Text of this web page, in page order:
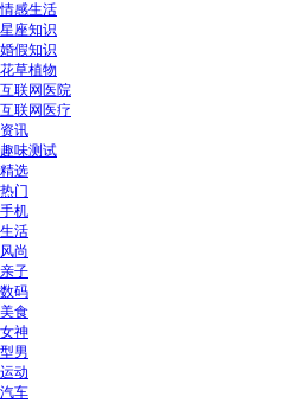
情感生活
星座知识
婚假知识
花草植物
互联网医院
互联网医疗
资讯
趣味测试
精选
热门
手机
生活
风尚
亲子
数码
美食
女神
型男
运动
汽车